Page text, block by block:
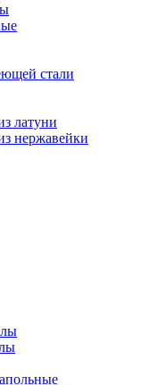
стали
латуни
нержавейки